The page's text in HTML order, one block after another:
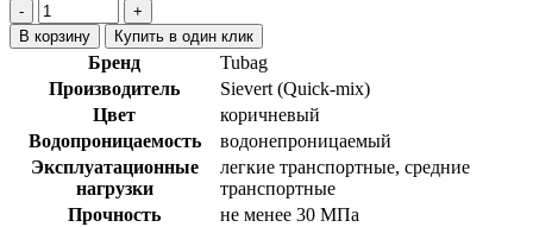
В корзину Купить в один клик
Бренд
Tubag
Производитель
Sievert (Quick-mix)
Цвет
коричневый
Водопроницаемость
водонепроницаемый
Эксплуатационные
нагрузки
легкие транспортные, средние
транспортные
Прочность
не менее 30 МПа